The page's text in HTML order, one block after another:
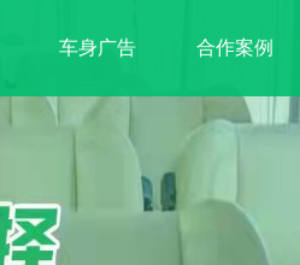
车身广告 合作案例